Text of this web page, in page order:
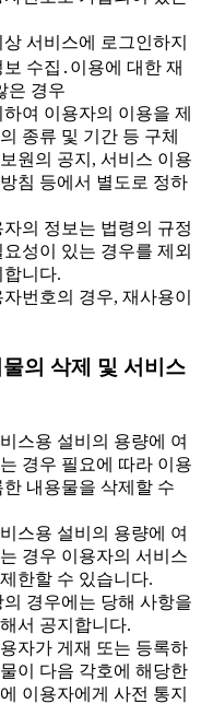
서비스에 로그인하지
수집․이용에 대한 재
은 경우
여 이용자의 이용을 제
종류 및 기간 등 구체
원의 공지, 서비스 이용
침 등에서 별도로 정하
의 정보는 법령의 규정
성이 있는 경우를 제외
니다.
번호의 경우, 재사용이
의 삭제 및 서비스
스용 설비의 용량에 여
경우 필요에 따라 이용
내용물을 삭제할 수
스용 설비의 용량에 여
경우 이용자의 서비스
한할 수 있습니다.
경우에는 당해 사항을
서 공지합니다.
자가 게재 또는 등록하
이 다음 각호에 해당한
이용자에게 사전 통지